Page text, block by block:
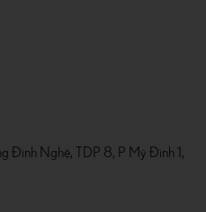
Đình Nghệ, TDP 8, P Mỹ Đình 1,